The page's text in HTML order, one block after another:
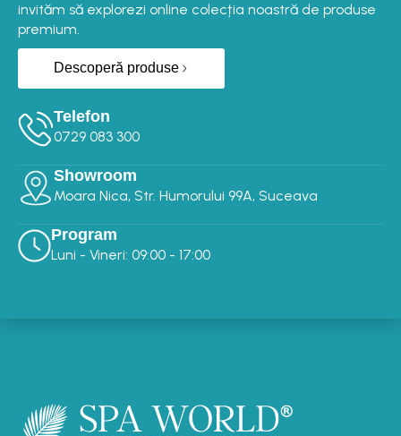
invităm să explorezi online colecția noastră de produse
premium.
Descoperă produse
Telefon
0729 083 300‬‬
Showroom
Moara Nica, Str. Humorului 99A, Suceava
Program
Luni - Vineri: 09:00 - 17:00